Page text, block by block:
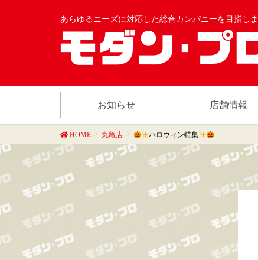
あらゆるニーズに対応した総合カンパニーを目指しま
お知らせ 店舗情報
HOME 丸亀店 ハロウィン特集